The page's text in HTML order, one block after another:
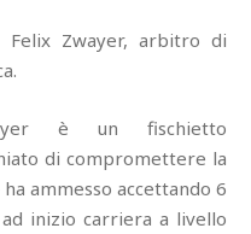
Felix Zwayer, arbitro di
è un fischietto
di compromettere la
ammesso accettando 6
inizio carriera a livello